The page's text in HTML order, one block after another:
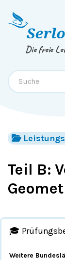
Springe zum
Die freie
Teil B:
🎓
Weitere